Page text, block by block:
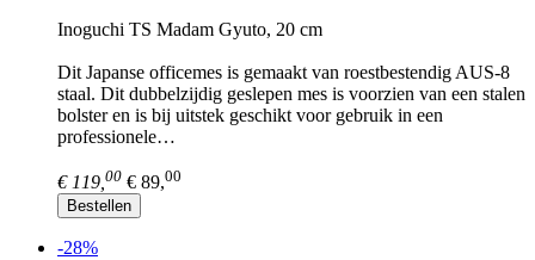
Inoguchi TS Madam Gyuto, 20 cm
Dit Japanse officemes is gemaakt van roestbestendig AUS-8
staal. Dit dubbelzijdig geslepen mes is voorzien van een stalen
bolster en is bij uitstek geschikt voor gebruik in een
professionele…
€ 119, 00 € 89,00
Bestellen
-28%